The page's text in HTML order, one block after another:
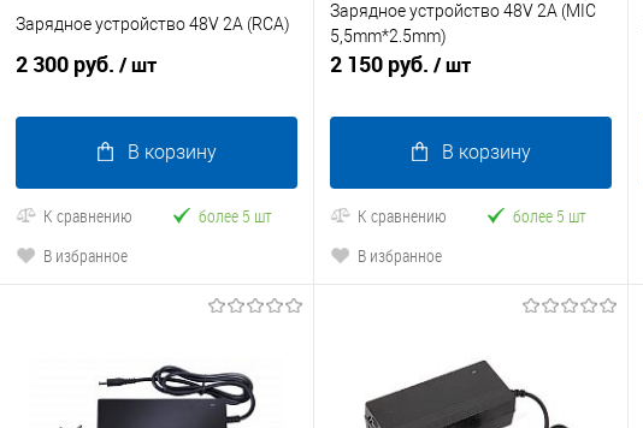
Зарядное устройство 48V 2A (RСА)
2 300 руб. / шт
В корзину
К сравнению
более 5 шт
В избранное
Зарядное устройство 48V 2A (MIC
5,5mm*2.5mm)
2 150 руб. / шт
В корзину
К сравнению
более 5 шт
В избранное